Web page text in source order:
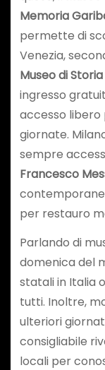
Memoria
permette di
Venezia,
Museo di
ingresso
accesso
giornate.
sempre
Francesco
per restauro
Parlando di
domenica del
statali in Italia
tutti. Inoltre,
ulteriori
consigliabile
locali per